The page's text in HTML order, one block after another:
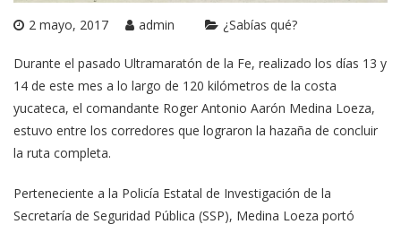
2 mayo, 2017 admin ¿Sabías qué?
Durante el pasado Ultramaratón de la Fe, realizado los días 13 y
14 de este mes a lo largo de 120 kilómetros de la costa
yucateca, el comandante Roger Antonio Aarón Medina Loeza,
estuvo entre los corredores que lograron la hazaña de concluir
la ruta completa.
Perteneciente a la Policía Estatal de Investigación de la
Secretaría de Seguridad Pública (SSP), Medina Loeza portó